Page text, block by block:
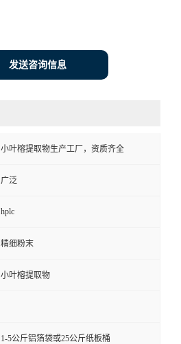
发送咨询信息
小叶榕提取物生产工厂，资质齐全
广泛
hplc
精细粉末
小叶榕提取物
1-5公斤铝箔袋或25公斤纸板桶